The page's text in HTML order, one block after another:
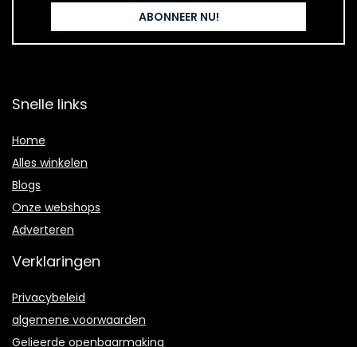
Snelle links
Home
Alles winkelen
Blogs
Onze webshops
Adverteren
Verklaringen
Privacybeleid
algemene voorwaarden
Gelieerde openbaarmaking